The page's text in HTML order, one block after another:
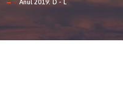
Anul 2019: D - L